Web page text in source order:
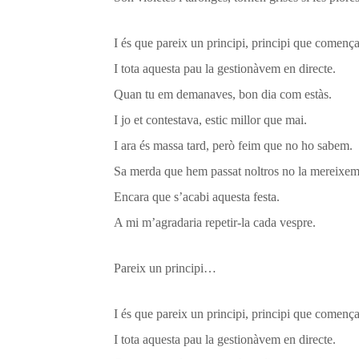
I és que pareix un principi, principi que
I tota aquesta pau la gestionàvem en directe.
Quan tu em demanaves, bon dia com estàs.
I jo et contestava, estic millor que mai.
I ara és massa tard, però feim que no ho sabem.
Sa merda que hem passat noltros no la
Encara que s’acabi aquesta festa.
A mi m’agradaria repetir-la cada vespre.
Pareix un principi…
I és que pareix un principi, principi que
I tota aquesta pau la gestionàvem en directe.